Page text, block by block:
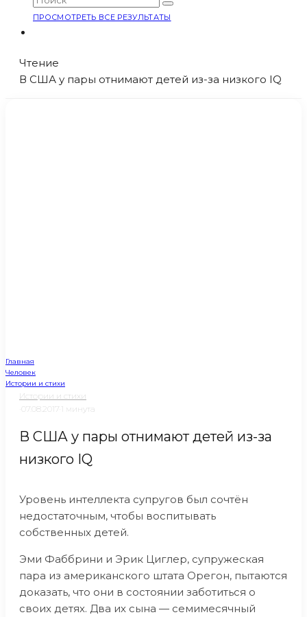
ПРОСМОТРЕТЬ ВСЕ РЕЗУЛЬТАТЫ
Чтение
В США у пары отнимают детей из-за низкого IQ
Главная
Человек
Истории и стихи
Истории и стихи
07.08.2017 1 минута
В США у пары отнимают детей из-за
низкого IQ
Уровень интеллекта супругов был сочтён
недостаточным, чтобы воспитывать
собственных детей.
Эми Фаббрини и Эрик Циглер, супружеская
пара из американского штата Орегон, пытаются
доказать, что они в состоянии заботиться о
своих детях. Два их сына — семимесячный